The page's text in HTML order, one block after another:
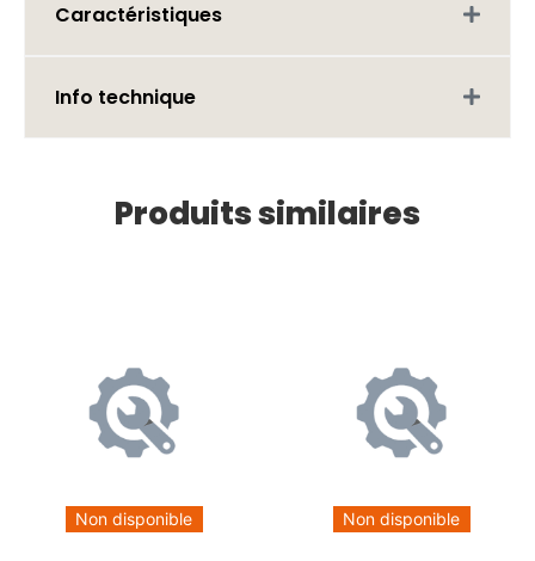
Caractéristiques
Info technique
Produits similaires
Non disponible Non disponible